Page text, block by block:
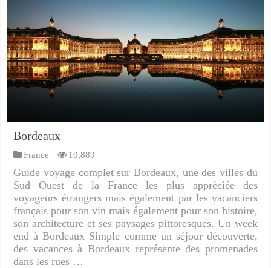
Bordeaux
France 10,889
Guide voyage complet sur Bordeaux, une des villes du
Sud Ouest de la France les plus appréciée des
voyageurs étrangers mais également par les vacanciers
français pour son vin mais également pour son histoire,
son architecture et ses paysages pittoresques. Un week
end à Bordeaux Simple comme un séjour découverte,
des vacances à Bordeaux représente des promenades
dans les rues …